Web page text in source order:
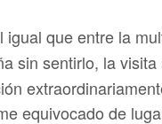
igual que entre la
sin sentirlo, la
equivocado de